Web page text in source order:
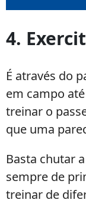
4.
É através do
em campo
treinar o
que uma
Basta chutar
sempre de
treinar de